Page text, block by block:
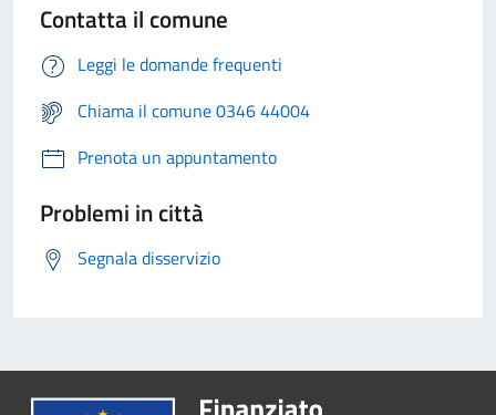
Contatta il comune
Leggi le domande frequenti
Chiama il comune 0346 44004
Prenota un appuntamento
Problemi in città
Segnala disservizio